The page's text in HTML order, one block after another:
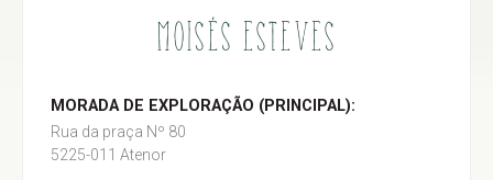
MOISÉS ESTEVES
MORADA DE EXPLORAÇÃO (PRINCIPAL):
Rua da praça Nº 80
5225-011 Atenor